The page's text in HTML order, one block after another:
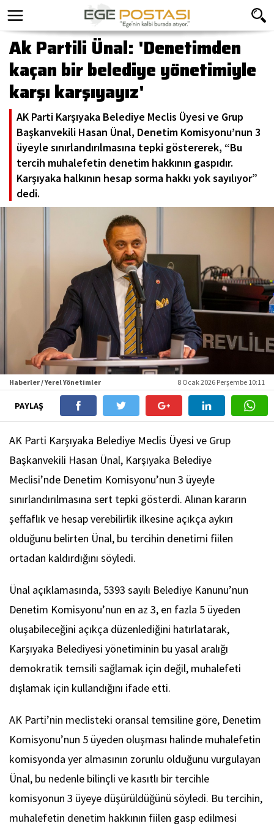
Ak Partili Ünal: 'Denetimden
kaçan bir belediye yönetimiyle
karşı karşıyayız'
AK Parti Karşıyaka Belediye Meclis Üyesi ve Grup
Başkanvekili Hasan Ünal, Denetim Komisyonu’nun 3
üyeyle sınırlandırılmasına tepki göstererek, “Bu
tercih muhalefetin denetim hakkının gaspıdır.
Karşıyaka halkının hesap sorma hakkı yok sayılıyor”
dedi.
Haberler / Yerel Yönetimler 8 Ocak 2026 Perşembe 10:11
PAYLAŞ
AK Parti Karşıyaka Belediye Meclis Üyesi ve Grup
Başkanvekili Hasan Ünal, Karşıyaka Belediye
Meclisi’nde Denetim Komisyonu’nun 3 üyeyle
sınırlandırılmasına sert tepki gösterdi. Alınan kararın
şeffaflık ve hesap verebilirlik ilkesine açıkça aykırı
olduğunu belirten Ünal, bu tercihin denetimi fiilen
ortadan kaldırdığını söyledi.
Ünal açıklamasında, 5393 sayılı Belediye Kanunu’nun
Denetim Komisyonu’nun en az 3, en fazla 5 üyeden
oluşabileceğini açıkça düzenlediğini hatırlatarak,
Karşıyaka Belediyesi yönetiminin bu yasal aralığı
demokratik temsili sağlamak için değil, muhalefeti
dışlamak için kullandığını ifade etti.
AK Parti’nin meclisteki oransal temsiline göre, Denetim
Komisyonu’nun 5 üyeden oluşması halinde muhalefetin
komisyonda yer almasının zorunlu olduğunu vurgulayan
Ünal, bu nedenle bilinçli ve kasıtlı bir tercihle
komisyonun 3 üyeye düşürüldüğünü söyledi. Bu tercihin,
muhalefetin denetim hakkının fiilen gasp edilmesi